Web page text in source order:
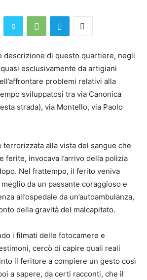
descrizione di questo quartiere, negli
esclusivamente da artigiani
problemi relativi alla
sviluppatosi tra via Canonica
strada), via Montello, via Paolo
terrorizzata alla vista del sangue che
ferite, invocava l’arrivo della polizia
Nel frattempo, il ferito veniva
meglio da un passante coraggioso e
all’ospedale da un’autoambulanza,
della gravità del malcapitato.
i filmati delle fotocamere e
cercò di capire quali reali
il feritore a compiere un gesto così
a sapere, da certi racconti, che il